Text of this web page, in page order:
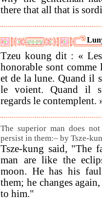
there that all that is
Tzeu koung dit : «
honorable sont comme
et de la lune. Quand il
le voient. Quand il
regards le contemplent.
The superior man does
persist in them:– by Tsze-
Tsze-kung said, "The
man are like the
moon. He has his
them; he changes
to him."